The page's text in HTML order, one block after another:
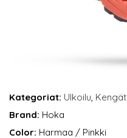
Kategoriat: Ulkoilu Kengät
Brand: Hoka
Color: Harmaa / Pinkki